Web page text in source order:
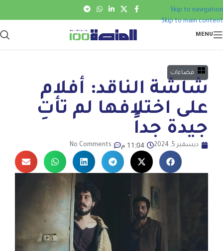
Skip to navigation
Skip to main content
MENU
فضاءات
شاشة الناقد: أفلام
على اختلافها لم تأتِ
جيدة جداً
ديسمبر 5, 2024 11:04 م No Comments